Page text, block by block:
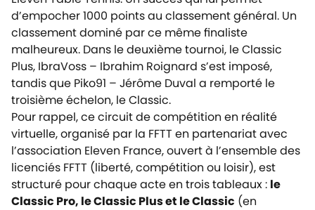
d’empocher 1000 points au classement général. Un
classement dominé par ce même finaliste
malheureux. Dans le deuxième tournoi, le Classic
Plus, IbraVoss – Ibrahim Roignard s’est imposé,
tandis que Piko91 – Jérôme Duval a remporté le
troisième échelon, le Classic.
Pour rappel, ce circuit de compétition en réalité
virtuelle, organisé par la FFTT en partenariat avec
l’association Eleven France, ouvert à l’ensemble des
licenciés FFTT (liberté, compétition ou loisir), est
structuré pour chaque acte en trois tableaux : le
Classic Pro, le Classic Plus et le Classic (en